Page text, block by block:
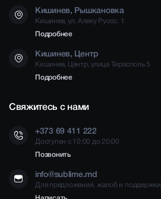
Кишинев, Рышкановка
Кишинев, ул. Алеку Руссо, 1
Подробнее
Кишинев, Центр
Кишинев, Центр, улица Тирасполь 5
Подробнее
Свяжитесь с нами
+373 69 411 222
Доступен с 10:00 до 20:00
Позвонить
info@sublime.md
Для предложений, жалоб и поддержки